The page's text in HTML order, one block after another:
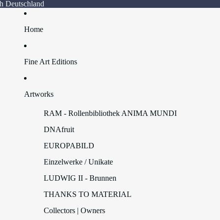
Deutschland
Home
Fine Art Editions
Artworks
RAM - Rollenbibliothek ANIMA MUNDI
DNAfruit
EUROPABILD
Einzelwerke / Unikate
LUDWIG II - Brunnen
THANKS TO MATERIAL
Collectors | Owners